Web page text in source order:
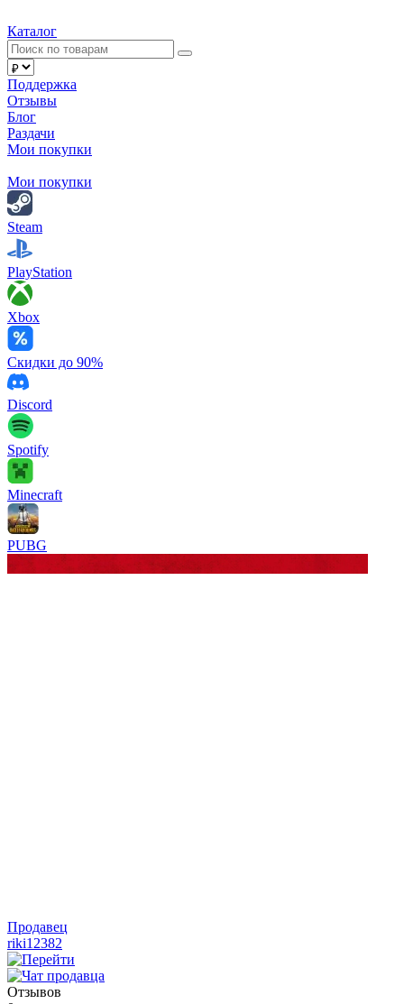
Каталог
Поддержка
Отзывы
Блог
Раздачи
Мои покупки
Мои покупки
Steam
PlayStation
Xbox
Скидки до 90%
Discord
Spotify
Minecraft
PUBG
Продавец
riki12382
Отзывов